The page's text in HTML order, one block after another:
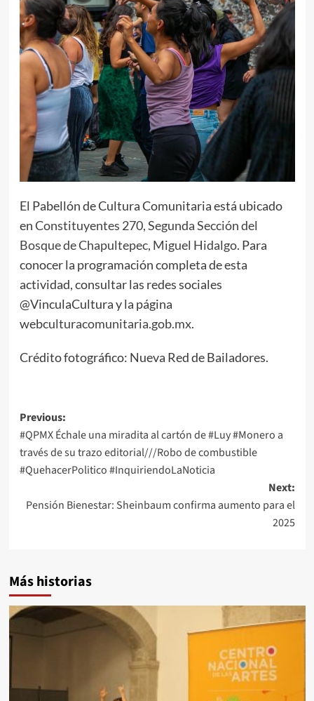
El Pabellón de Cultura Comunitaria está ubicado
enConstituyentes 270, Segunda Sección del
Bosque de Chapultepec, Miguel Hidalgo. Para
conocer la programación completa de esta
actividad, consultar las redes sociales
@VinculaCultura y la página
webculturacomunitaria.gob.mx.
Crédito fotográfico: Nueva Red de Bailadores.
Post
navigation
Previous:
#QPMX Échale una miradita al cartón de #Luy #Monero a
través de su trazo editorial///Robo de combustible
#QuehacerPolitico #InquiriendoLaNoticia
Next:
Pensión Bienestar: Sheinbaum confirma aumento para el
2025
Más historias